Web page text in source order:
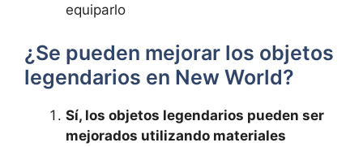
equiparlo
¿Se pueden mejorar los objetos
legendarios en New World?
Sí, los objetos legendarios pueden ser
mejorados utilizando materiales